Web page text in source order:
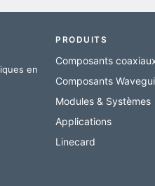
en
PRODUITS
Composants
Composants
Modules & Systèmes
Applications
Linecard